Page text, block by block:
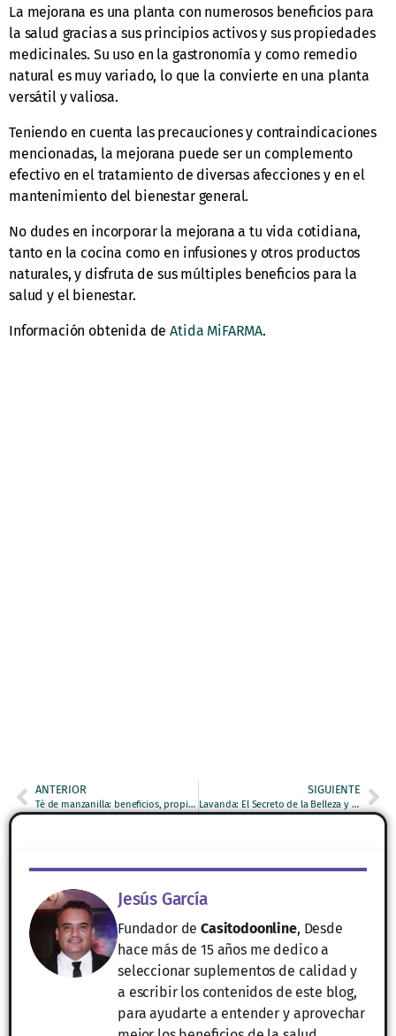
La mejorana es una planta con numerosos beneficios para
la salud gracias a sus principios activos y sus propiedades
medicinales. Su uso en la gastronomía y como remedio
natural es muy variado, lo que la convierte en una planta
versátil y valiosa.
Teniendo en cuenta las precauciones y contraindicaciones
mencionadas, la mejorana puede ser un complemento
efectivo en el tratamiento de diversas afecciones y en el
mantenimiento del bienestar general.
No dudes en incorporar la mejorana a tu vida cotidiana,
tanto en la cocina como en infusiones y otros productos
naturales, y disfruta de sus múltiples beneficios para la
salud y el bienestar.
Información obtenida deAtida MiFARMA.
ANTERIOR
Té de manzanilla: beneficios, propiedades y cómo prepararlo
SIGUIENTE
Lavanda: El Secreto de la Belleza y Bienestar – Descubre sus Asombrosos Beneficios
Jesús García
Fundador deCasitodoonline, Desde
hace más de 15 años me dedico a
seleccionar suplementos de calidad y
a escribir los contenidos de este blog,
para ayudarte a entender y aprovechar